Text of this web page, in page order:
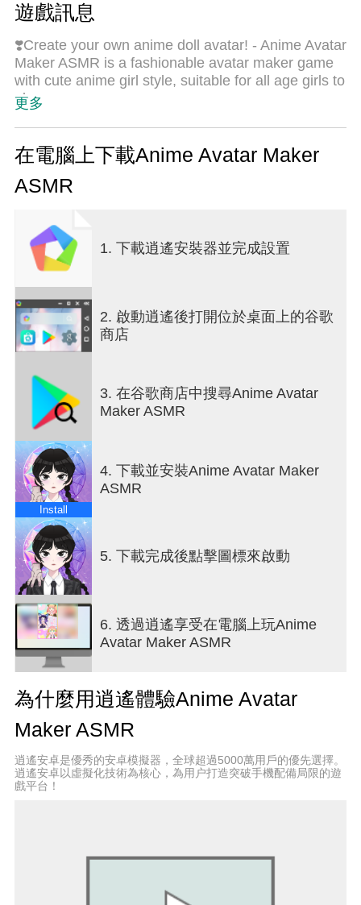
遊戲訊息
❣️Create your own anime doll avatar! - Anime Avatar
Maker ASMR is a fashionable avatar maker game
with cute anime girl style, suitable for all age girls to
play
colors, eyes expressions and stylish dresses with
lots of decoration items.
✨Various hairstyles, different themes, and dressing
✨Beautiful graphic art and high quality sound, well-
arranged anime background scenes, a different
photo experience!
✨2 different modes: Doll maker and PK
and compete with other players at once.
✨Don't forget to take a photo and save your
creations to your phone
body, various poses and face features.
Anime girls
更多
在電腦上下載Anime Avatar Maker
ASMR
1. 下載逍遙安裝器並完成設置
2. 啟動逍遙後打開位於桌面上的谷歌
商店
3. 在谷歌商店中搜尋Anime Avatar
Maker ASMR
Install
4. 下載並安裝Anime Avatar Maker
ASMR
5. 下載完成後點擊圖標來啟動
6. 透過逍遙享受在電腦上玩Anime
Avatar Maker ASMR
為什麼用逍遙體驗Anime Avatar
Maker ASMR
逍遙安卓是優秀的安卓模擬器，全球超過5000萬用戶的優先選擇。
逍遙安卓以虛擬化技術為核心，為用户打造突破手機配備局限的遊
戲平台！